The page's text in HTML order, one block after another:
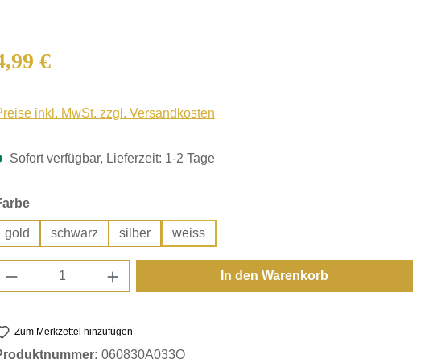
Regulärer Preis:
€
inkl. MwSt. zzgl. Versandkosten
Sofort verfügbar, Lieferzeit: 1-2 Tage
auswählen
gold schwarz silber weiss
Produkt Anzahl: Gib den gewünschten Wert ein
In den Warenkorb
Zum Merkzettel hinzufügen
060830A033O